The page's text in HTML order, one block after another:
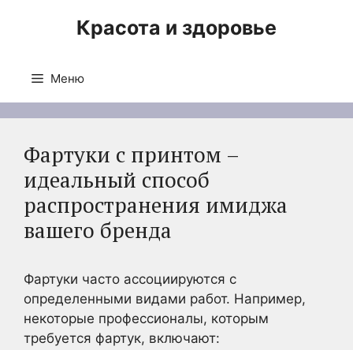
Красота и здоровье
Меню
Фартуки с принтом –
идеальный способ
распространения имиджа
вашего бренда
Фартуки часто ассоциируются с
определенными видами работ. Например,
некоторые профессионалы, которым
требуется фартук, включают: